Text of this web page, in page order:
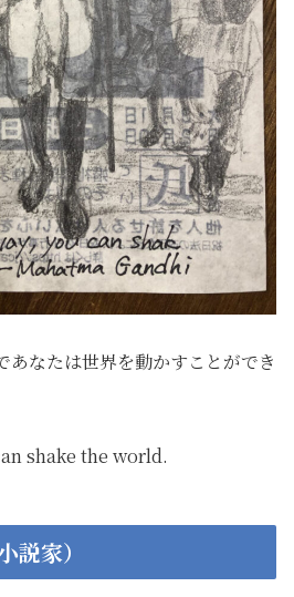
あなたは世界を動かすことができ
shake the world.
説家）